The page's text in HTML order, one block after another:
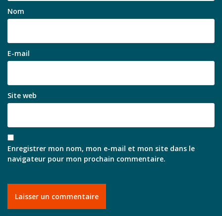
Nom
E-mail
Site web
Enregistrer mon nom, mon e-mail et mon site dans le
navigateur pour mon prochain commentaire.